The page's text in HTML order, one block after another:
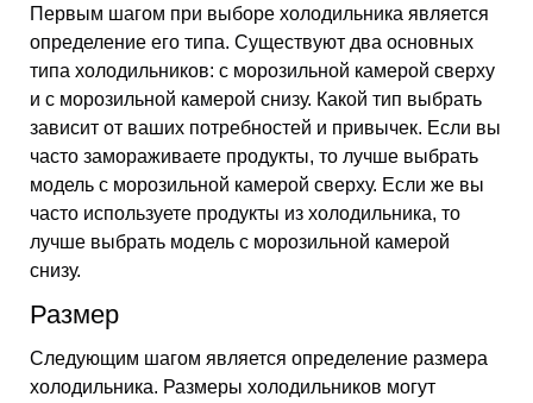
Первым шагом при выборе холодильника является
определение его типа. Существуют два основных
типа холодильников: с морозильной камерой сверху
и с морозильной камерой снизу. Какой тип выбрать
зависит от ваших потребностей и привычек. Если вы
часто замораживаете продукты, то лучше выбрать
модель с морозильной камерой сверху. Если же вы
часто используете продукты из холодильника, то
лучше выбрать модель с морозильной камерой
снизу.
Размер
Следующим шагом является определение размера
холодильника. Размеры холодильников могут